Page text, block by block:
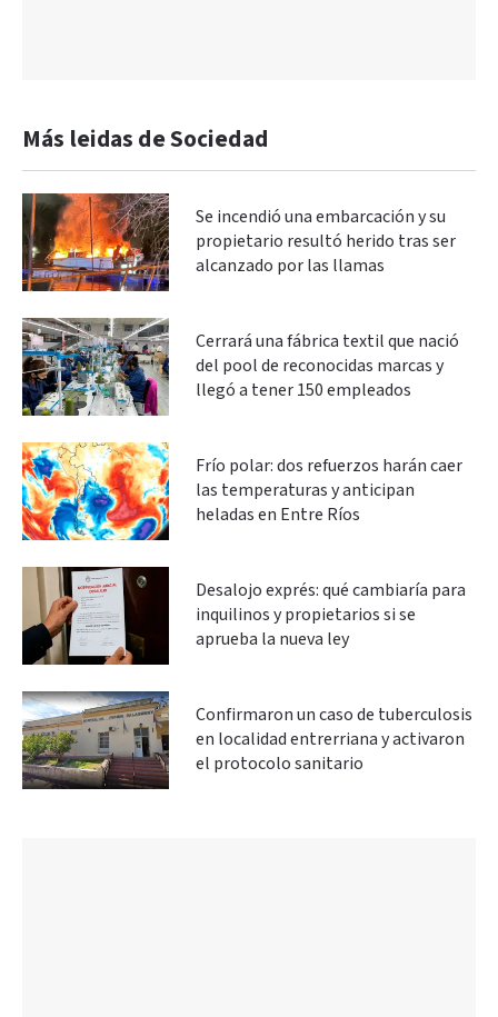
Más leidas de Sociedad
Se incendió una embarcación y su
propietario resultó herido tras ser
alcanzado por las llamas
Cerrará una fábrica textil que nació
del pool de reconocidas marcas y
llegó a tener 150 empleados
Frío polar: dos refuerzos harán caer
las temperaturas y anticipan
heladas en Entre Ríos
Desalojo exprés: qué cambiaría para
inquilinos y propietarios si se
aprueba la nueva ley
Confirmaron un caso de tuberculosis
en localidad entrerriana y activaron
el protocolo sanitario